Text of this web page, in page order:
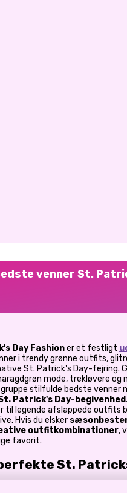
venner St.
Day Fashioner et festligt
i trendy grønne outfits,
St. Patrick's Day-fejring.
mode, trekløvere
stilfulde bedste venner
Patrick's Day-begivenhed
til legende afslappede outfits
Hvis du elsker
outfitkombinationer,
favorit.
St.